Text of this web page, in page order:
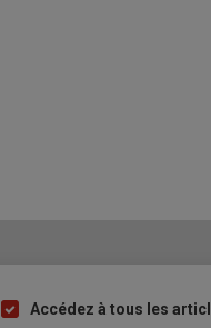
ListeAccédez à tous les